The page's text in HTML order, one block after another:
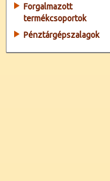
Forgalmazott
termékcsoportok
Pénztárgépszalagok